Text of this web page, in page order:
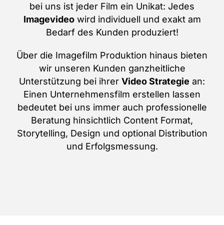
bei uns ist jeder Film ein Unikat: Jedes
Imagevideowird individuell und exakt am
Bedarf des Kunden produziert!
Über die Imagefilm Produktion hinaus bieten
wir unseren Kunden ganzheitliche
Unterstützung bei ihrer Video Strategie an:
Einen Unternehmensfilm erstellen lassen
bedeutet bei uns immer auch professionelle
Beratung hinsichtlich Content Format,
Storytelling, Design und optional Distribution
und Erfolgsmessung.